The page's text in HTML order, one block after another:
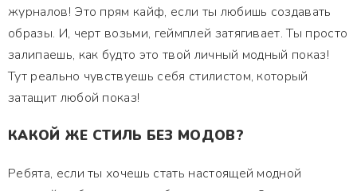
журналов! Это прям кайф, если ты любишь создавать
образы. И, черт возьми, геймплей затягивает. Ты просто
залипаешь, как будто это твой личный модный показ!
Тут реально чувствуешь себя стилистом, который
затащит любой показ!
КАКОЙ ЖЕ СТИЛЬ БЕЗ МОДОВ?
Ребята, если ты хочешь стать настоящей модной